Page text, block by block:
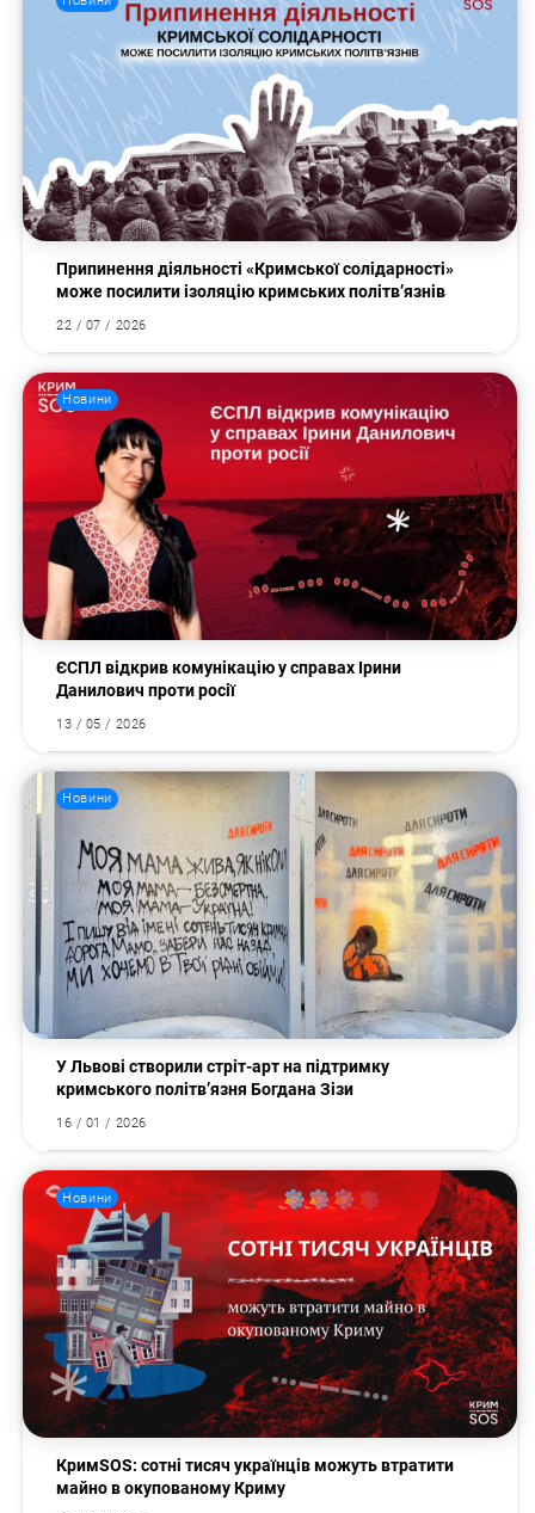
Припинення діяльності «Кримської солідарності»
може посилити ізоляцію кримських політв’язнів
22 / 07 / 2026
Новини
ЄСПЛ відкрив комунікацію у справах Ірини
Данилович проти росії
13 / 05 / 2026
Новини
У Львові створили стріт-арт на підтримку
кримського політв’язня Богдана Зізи
16 / 01 / 2026
Новини
КримSOS: сотні тисяч українців можуть втратити
майно в окупованому Криму